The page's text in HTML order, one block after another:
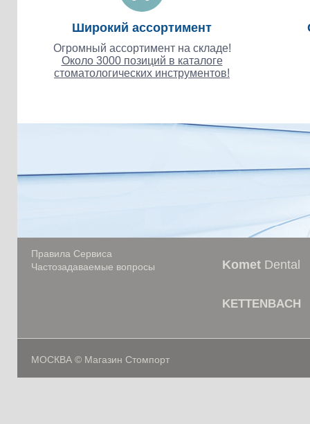
Широкий ассортимент
Огромный ассортимент на складе!
Около 3000 позиций в каталоге
стоматологических инструментов!
Правила Сервиса
Частозадаваемые вопросы
Komet Dental
KETTENBACH
МОСКВА © Магазин Стомпорт